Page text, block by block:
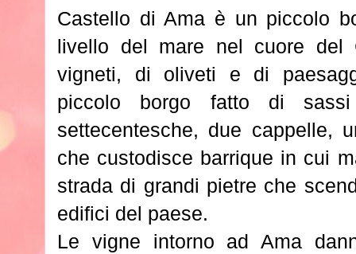
Castello di Ama è un piccolo
livello del mare nel cuore del
vigneti, di oliveti e di
piccolo borgo fatto di
settecentesche, due cappelle,
che custodisce barrique in cui
strada di grandi pietre che
edifici del paese.
Le vigne intorno ad Ama